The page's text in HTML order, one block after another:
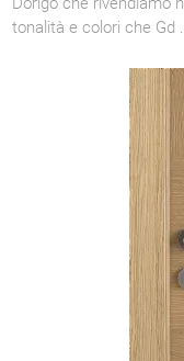
tonalità e colori che Gd